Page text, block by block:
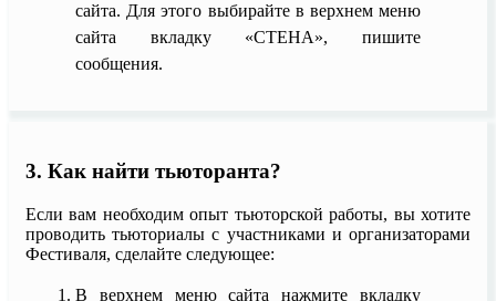
сайта. Для этого выбирайте в верхнем меню
сайта вкладку «СТЕНА», пишите
сообщения.
3. Как найти тьюторанта?
Если вам необходим опыт тьюторской работы, вы хотите
проводить тьюториалы с участниками и организаторами
Фестиваля, сделайте следующее:
В верхнем меню сайта нажмите вкладку